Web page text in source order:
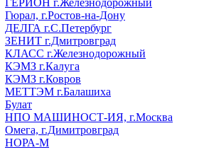
ГЕРИОН г.Железнодорожный
Гюрал, г.Ростов-на-Дону
ДЕЛГА г.С.Петербург
ЗЕНИТ г.Дмитровград
КЛАСС г.Железнодорожный
КЭМЗ г.Калуга
КЭМЗ г.Ковров
МЕТТЭМ г.Балашиха
Булат
НПО МАШИНОСТ-ИЯ, г.Москва
Омега, г.Димитровград
НОРА-М